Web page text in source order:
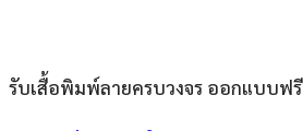
รับเสื้อพิมพ์ลายครบวงจร ออกแบบฟรี